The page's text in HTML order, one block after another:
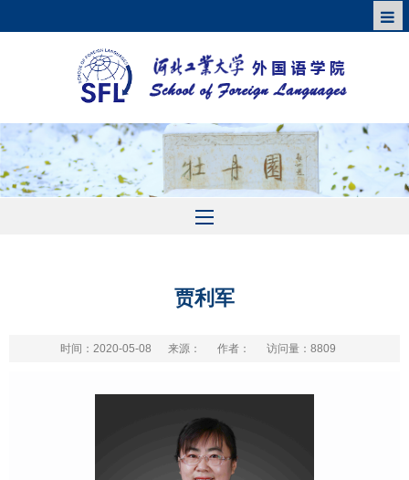
贾利军
时间：2020-05-08 来源： 作者： 访问量： 8809